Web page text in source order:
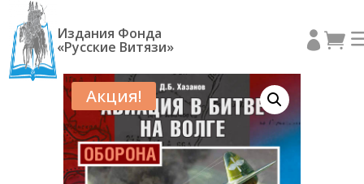
Издания Фонда
«Русские Витязи»  
Акция!